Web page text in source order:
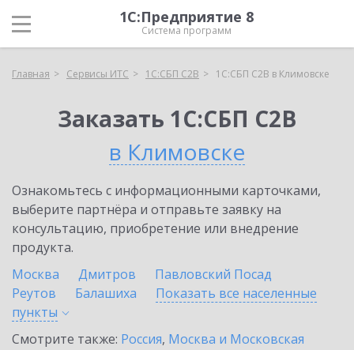
1С:Предприятие 8
Система программ
Главная Сервисы ИТС 1С:СБП C2B 1С:СБП C2B в Климовске
Заказать 1С:СБП C2B
в Климовске
Ознакомьтесь с информационными карточками,
выберите партнёра и отправьте заявку на
консультацию, приобретение или внедрение
продукта.
Москва
Дмитров
Павловский Посад
Реутов
Балашиха
Показать все населенные
пункты
Смотрите также: Россия, Москва и Московская